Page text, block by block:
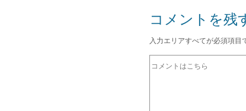
コメントを残
入力エリアすべてが必須項目